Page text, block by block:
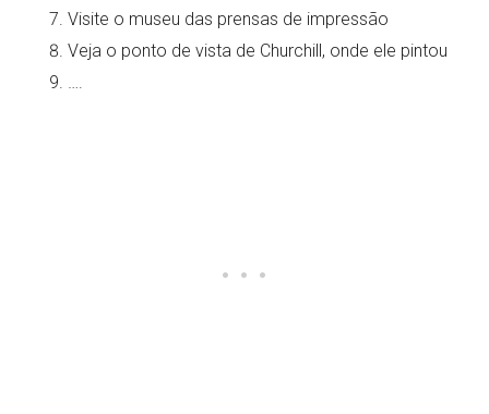
Visite o museu das prensas de impressão
Veja o ponto de vista de Churchill, onde ele pintou
….